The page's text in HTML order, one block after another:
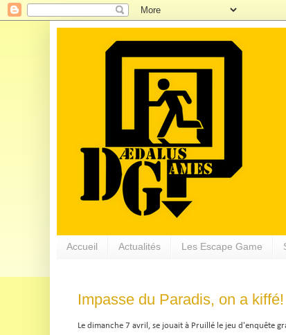
Accueil Actualités Les Escape Game
Impasse du Paradis, on a kiffé!
Le dimanche 7 avril, se jouait à Pruillé le jeu d'enquête